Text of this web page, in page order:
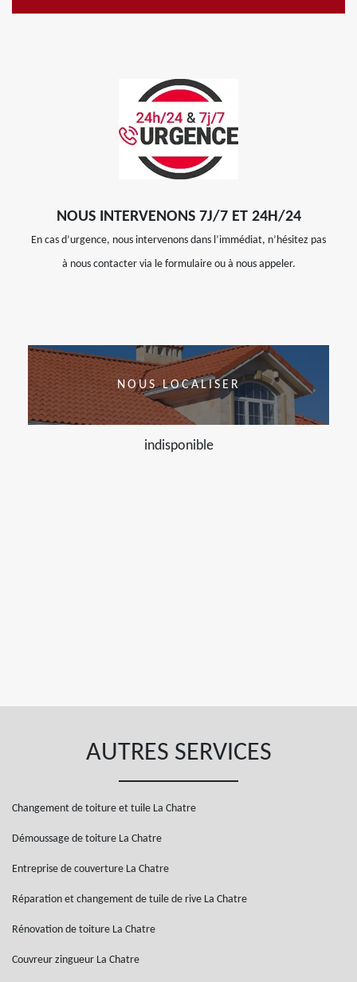
NOUS INTERVENONS 7J/7 ET 24H/24
En cas d’urgence, nous intervenons dans l’immédiat, n’hésitez pas
à nous contacter via le formulaire ou à nous appeler.
NOUS LOCALISER
indisponible
AUTRES SERVICES
Changement de toiture et tuile La Chatre
Démoussage de toiture La Chatre
Entreprise de couverture La Chatre
Réparation et changement de tuile de rive La Chatre
Rénovation de toiture La Chatre
Couvreur zingueur La Chatre